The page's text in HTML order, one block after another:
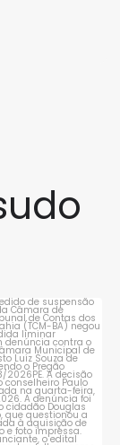
pedido de
licitação da...
1 0